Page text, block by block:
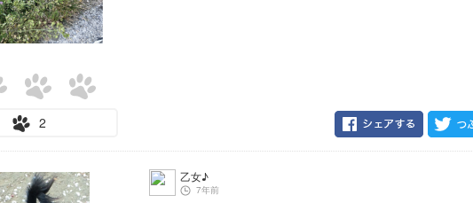
2
乙女♪
7年前